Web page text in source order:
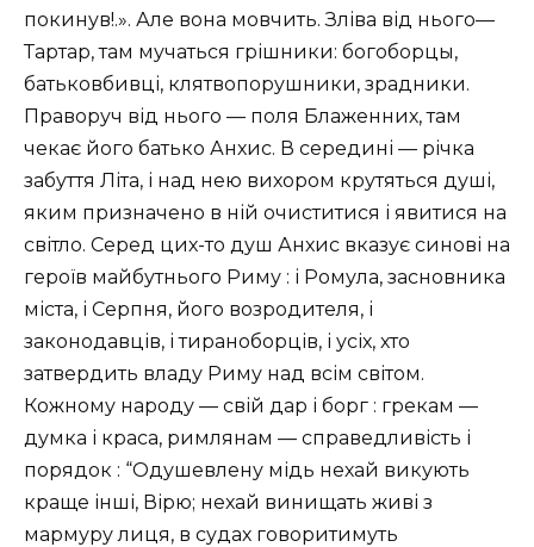
покинув!.». Але вона мовчить. Зліва від нього—
Тартар, там мучаться грішники: богоборцы,
батьковбивці, клятвопорушники, зрадники.
Праворуч від нього — поля Блаженних, там
чекає його батько Анхис. В середині — річка
забуття Літа, і над нею вихором крутяться душі,
яким призначено в ній очиститися і явитися на
світло. Серед цих-то душ Анхис вказує синові на
героїв майбутнього Риму : і Ромула, засновника
міста, і Серпня, його возродителя, і
законодавців, і тираноборців, і усіх, хто
затвердить владу Риму над всім світом.
Кожному народу — свій дар і борг : грекам —
думка і краса, римлянам — справедливість і
порядок : “Одушевлену мідь нехай викують
краще інші, Вірю; нехай винищать живі з
мармуру лиця, в судах говоритимуть